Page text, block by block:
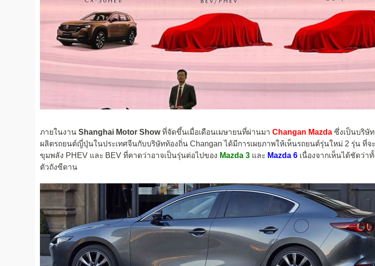
ภายในงาน Shanghai Motor Showที่จัดขึ้นเมื่อเดือนเมษายนที่ผ่านมา Changan Mazda ซึ่งเป็นบริษั
ผลิตรถยนต์ญี่ปุ่นในประเทศจีนกับบริษัทท้องถิ่น Changan ได้มีการเผยภาพให้เห็นรถยนต์รุ่นใหม่ 2 รุ่น ที่จ
ขุมพลัง PHEV และ BEV ที่คาดว่าอาจเป็นรุ่นต่อไปของ Mazda 3 และ Mazda 6 เนื่องจากเห็นได้ชัดว่า
ตัวถังซีดาน